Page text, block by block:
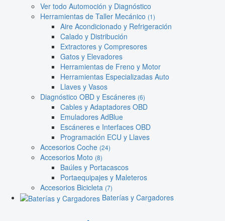
Ver todo Automoción y Diagnóstico
Herramientas de Taller Mecánico (1)
Aire Acondicionado y Refrigeración
Calado y Distribución
Extractores y Compresores
Gatos y Elevadores
Herramientas de Freno y Motor
Herramientas Especializadas Auto
Llaves y Vasos
Diagnóstico OBD y Escáneres (6)
Cables y Adaptadores OBD
Emuladores AdBlue
Escáneres e Interfaces OBD
Programación ECU y Llaves
Accesorios Coche (24)
Accesorios Moto (8)
Baúles y Portacascos
Portaequipajes y Maleteros
Accesorios Bicicleta (7)
Baterías y Cargadores